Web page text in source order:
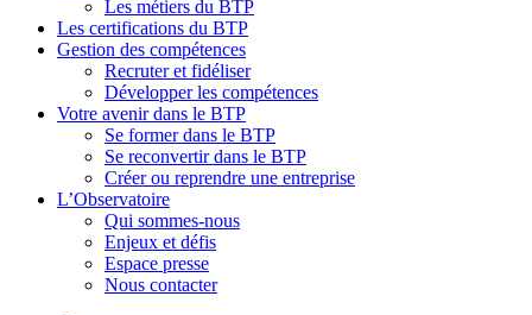
Les métiers du BTP
Les certifications du BTP
Gestion des compétences
Recruter et fidéliser
Développer les compétences
Votre avenir dans le BTP
Se former dans le BTP
Se reconvertir dans le BTP
Créer ou reprendre une entreprise
L’Observatoire
Qui sommes-nous
Enjeux et défis
Espace presse
Nous contacter